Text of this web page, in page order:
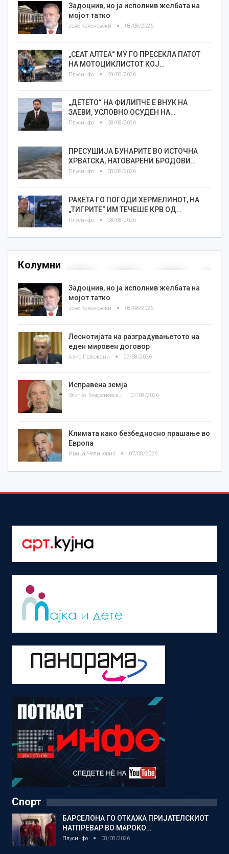
Задоцнив, но ја исполнив желбата на
мојот татко
Јове Кекеновски 08/08/2026
„СЕАТ АЛТЕА“ МУ ГО ПРЕСЕКЛА ПАТОТ
НА МОТОЦИКЛИСТОТ КОЈ…
Плусинфо 09/08/2026
„ДЕТЕТО“ НА ФИЛИПЧЕ Е ВНУК НА
ЗАЕВИ, УСЛОВНО ОСУДЕН НА…
Плусинфо 08/08/2026
ПРЕСУШИЈА БУНАРИТЕ ВО ИСТОЧНА
ХРВАТСКА, НАТОВАРЕНИ БРОДОВИ…
Плусинфо 08/08/2026
РАКЕТА ГО ПОГОДИ ХЕРМЕЛИНОТ, НА
„ТИГРИТЕ“ ИМ ТЕЧЕШЕ КРВ ОД…
Плусинфо 08/08/2026
Колумни
Задоцнив, но ја исполнив желбата на
мојот татко
Јове Кекеновски 08/08/2026
Леснотијата на разградувањетото на
еден мировен договор
Азис Положани 07/08/2026
Исправена земја
Златко Теодосиевски 07/08/2026
Климата како безбедносно прашање во
Европа
Ивица Челиковиќ 07/08/2026
Спорт
БАРСЕЛОНА ГО ОТКАЖА ПРИЈАТЕЛСКИОТ
НАТПРЕВАР ВО МАРОКО…
Плусинфо 08/08/2026